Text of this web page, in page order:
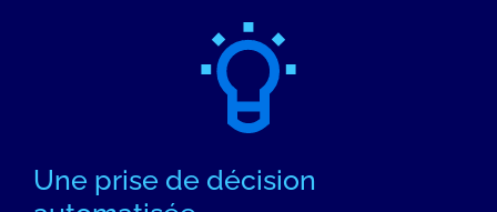
Une prise de décision